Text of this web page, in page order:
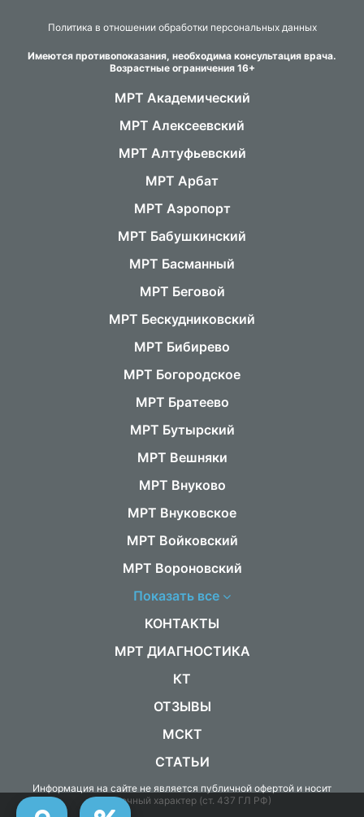
Политика в отношении обработки персональных данных
Имеются противопоказания, необходима консультация врача.
Возрастные ограничения 16+
МРТ Академический
МРТ Алексеевский
МРТ Алтуфьевский
МРТ Арбат
МРТ Аэропорт
МРТ Бабушкинский
МРТ Басманный
МРТ Беговой
МРТ Бескудниковский
МРТ Бибирево
МРТ Богородское
МРТ Братеево
МРТ Бутырский
МРТ Вешняки
МРТ Внуково
МРТ Внуковское
МРТ Войковский
МРТ Вороновский
Показать все
КОНТАКТЫ
МРТ ДИАГНОСТИКА
КТ
ОТЗЫВЫ
МСКТ
СТАТЬИ
Информация на сайте не является публичной офертой и носит
справочный характер (ст. 437 ГЛ РФ)